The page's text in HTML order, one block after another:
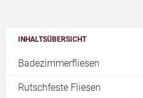
INHALTSÜBERSICHT
Badezimmerfliesen
Ideen für neue Fliesen
Rutschfeste Fliesen